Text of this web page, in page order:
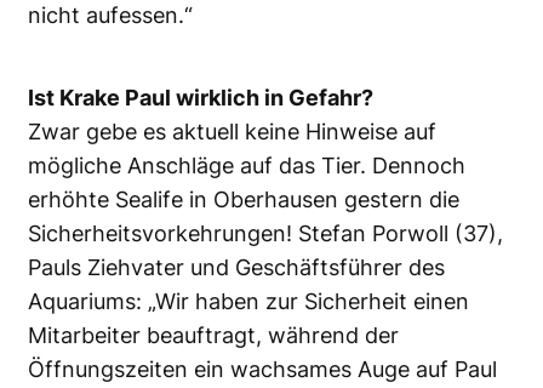
nicht aufessen.“
Ist Krake Paul wirklich in Gefahr?
Zwar gebe es aktuell keine Hinweise auf
mögliche Anschläge auf das Tier. Dennoch
erhöhte Sealife in Oberhausen gestern die
Sicherheitsvorkehrungen! Stefan Porwoll (37),
Pauls Ziehvater und Geschäftsführer des
Aquariums: „Wir haben zur Sicherheit einen
Mitarbeiter beauftragt, während der
Öffnungszeiten ein wachsames Auge auf Paul